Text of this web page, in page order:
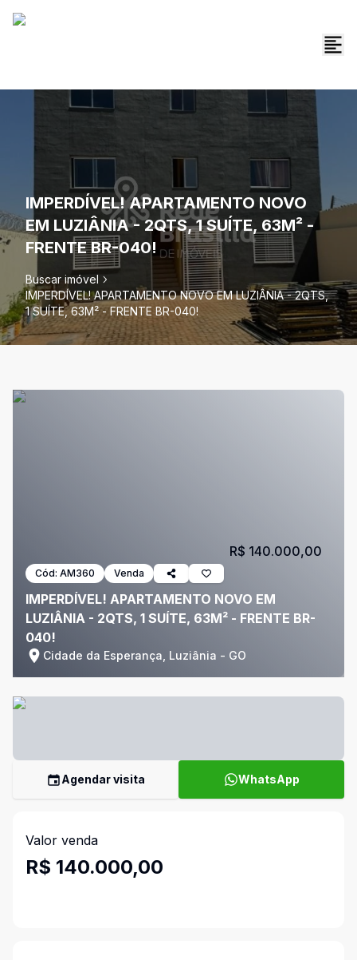
IMPERDÍVEL! APARTAMENTO NOVO
EM LUZIÂNIA - 2QTS, 1 SUÍTE, 63M² -
FRENTE BR-040!
Buscar imóvel
IMPERDÍVEL! APARTAMENTO NOVO EM LUZIÂNIA - 2QTS,
1 SUÍTE, 63M² - FRENTE BR-040!
Cód: AM360 Venda
IMPERDÍVEL! APARTAMENTO NOVO EM
LUZIÂNIA - 2QTS, 1 SUÍTE, 63M² - FRENTE BR-
040!
Cidade da Esperança, Luziânia - GO
R$ 140.000,00
Agendar visita WhatsApp
Valor venda
R$ 140.000,00